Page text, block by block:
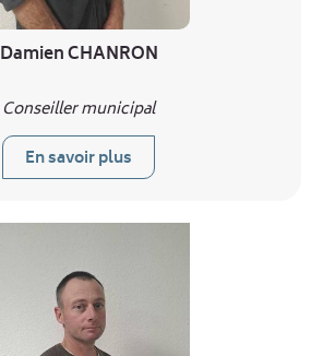
Damien CHANRON
Conseiller municipal
En savoir plus